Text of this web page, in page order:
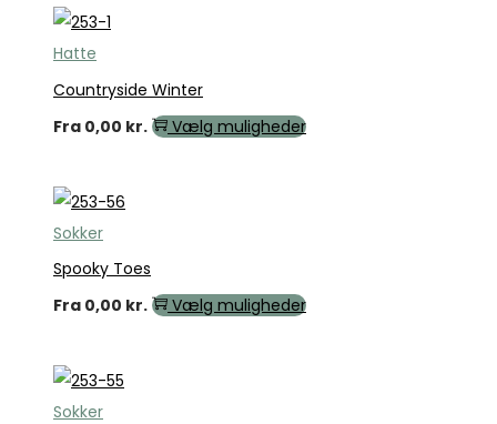
Hatte
Countryside Winter
Fra 0,00 kr. Vælg muligheder
Sokker
Spooky Toes
Fra 0,00 kr. Vælg muligheder
Sokker